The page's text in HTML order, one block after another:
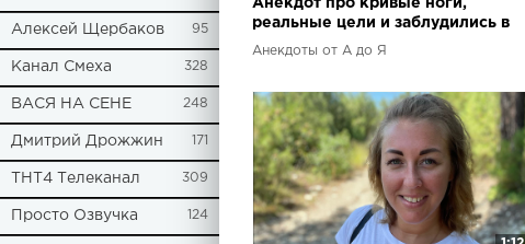
Алексей Щербаков 95
Канал Смеха 328
ВАСЯ НА СЕНЕ 248
Дмитрий Дрожжин 171
ТНТ4 Телеканал 309
Просто Озвучка 124
Анекдот про кривые ноги,
реальные цели и заблудились в
лесу.
Анекдоты от А до Я